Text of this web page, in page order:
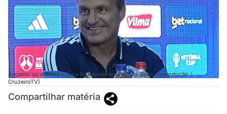
Jogador só deixará a Toca da Raposa em agosto (Foto: Reprodução /
CruzeiroTV)
Compartilhar matéria